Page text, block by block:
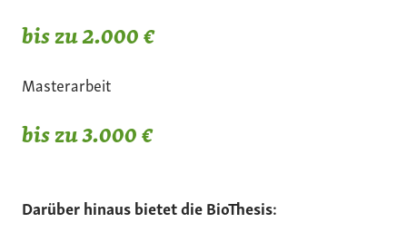
bis zu 2.000 €
Masterarbeit
bis zu 3.000 €
Darüber hinaus bietet die BioThesis: